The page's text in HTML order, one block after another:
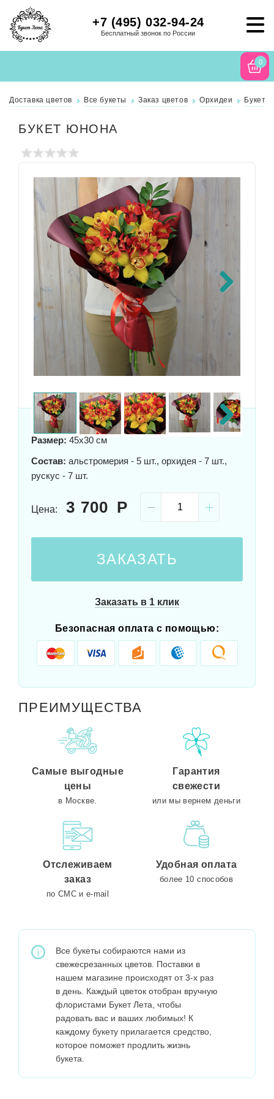
+7 (495) 032-94-24
Бесплатный звонок по России
0
Доставка цветов Все букеты Заказ цветов Орхидеи Букет
БУКЕТ ЮНОНА
Next
Размер: 45x30 см
Состав: альстромерия - 5 шт., орхидея - 7 шт.,
рускус - 7 шт.
Цена: 3 700
ЗАКАЗАТЬ
Заказать в 1 клик
Безопасная оплата с помощью:
ПРЕИМУЩЕСТВА
Самые выгодные
цены
в Москве.
Гарантия
свежести
или мы вернем деньги
Отслеживаем
заказ
по СМС и e-mail
Удобная оплата
более 10 способов
Все букеты собираются нами из
свежесрезанных цветов. Поставки в
нашем магазине происходят от 3-х раз
в день. Каждый цветок отобран вручную
флористами Букет Лета, чтобы
радовать вас и ваших любимых! К
каждому букету прилагается средство,
которое поможет продлить жизнь
букета.